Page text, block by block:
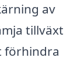
av
tillväxt
förhindra